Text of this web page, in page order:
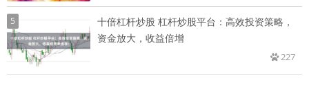
5
十倍杠杆炒股 杠杆炒股平台：高效投资策略，
资金放大，收益倍增
227